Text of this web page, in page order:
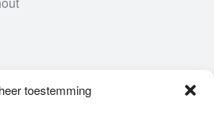
toestemming